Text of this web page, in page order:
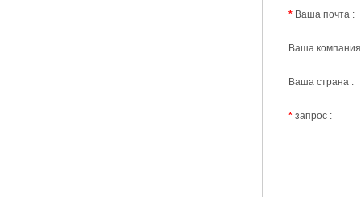
* Ваша почта :
Ваша
Ваша страна :
* запрос :